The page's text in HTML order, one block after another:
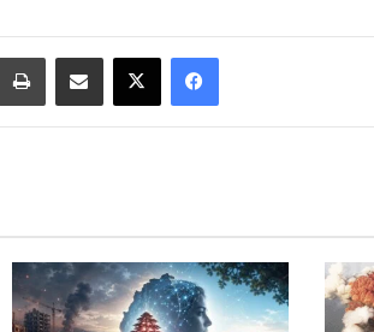
فيسبوك ‫X مشاركة عبر البريد